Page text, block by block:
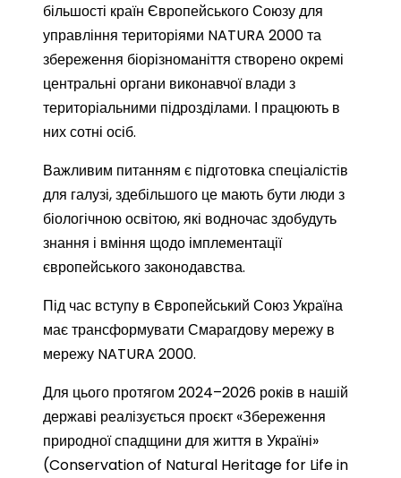
більшості країн Європейського Союзу для
управління територіями NATURA 2000 та
збереження біорізноманіття створено окремі
центральні органи виконавчої влади з
територіальними підрозділами. І працюють в
них сотні осіб.
Важливим питанням є підготовка спеціалістів
для галузі, здебільшого це мають бути люди з
біологічною освітою, які водночас здобудуть
знання і вміння щодо імплементації
європейського законодавства.
Під час вступу в Європейський Союз Україна
має трансформувати Смарагдову мережу в
мережу NATURA 2000.
Для цього протягом 2024–2026 років в нашій
державі реалізується проєкт «Збереження
природної спадщини для життя в Україні»
(Conservation of Natural Heritage for Life in